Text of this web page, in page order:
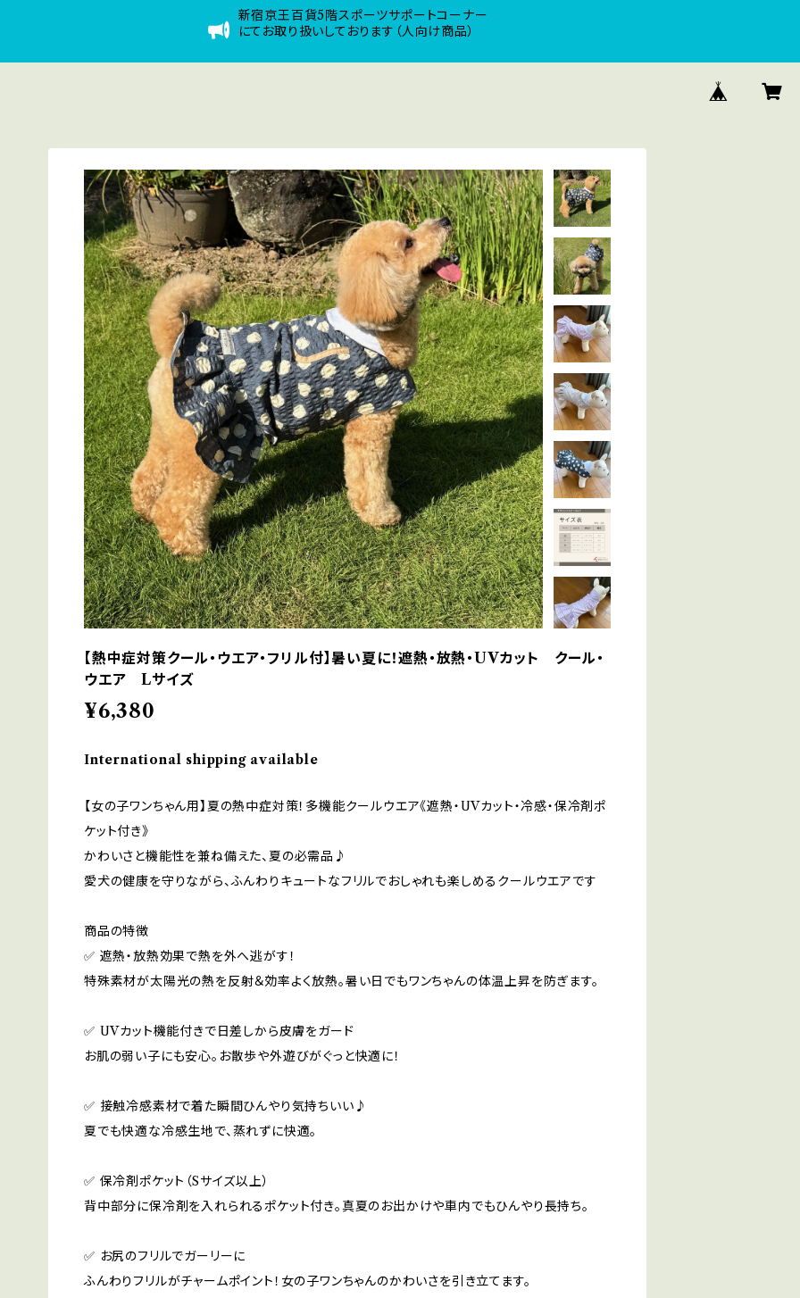
新宿京王百貨5階スポーツサポートコーナー
にてお取り扱いしております（人向け商品）
【熱中症対策クール・ウエア・フリル付】暑い夏に！遮熱・放熱・UVカット クール・
ウエア Lサイズ
¥6,380
International shipping available
【女の子ワンちゃん用】夏の熱中症対策！多機能クールウエア《遮熱・UVカット・冷感・保冷剤ポ
ケット付き》
かわいさと機能性を兼ね備えた、夏の必需品♪
愛犬の健康を守りながら、ふんわりキュートなフリルでおしゃれも楽しめるクールウエアです
商品の特徴
✅ 遮熱・放熱効果で熱を外へ逃がす！
特殊素材が太陽光の熱を反射＆効率よく放熱。暑い日でもワンちゃんの体温上昇を防ぎます。
✅ UVカット機能付きで日差しから皮膚をガード
お肌の弱い子にも安心。お散歩や外遊びがぐっと快適に！
✅ 接触冷感素材で着た瞬間ひんやり気持ちいい♪
夏でも快適な冷感生地で、蒸れずに快適。
✅ 保冷剤ポケット（Sサイズ以上）
背中部分に保冷剤を入れられるポケット付き。真夏のお出かけや車内でもひんやり長持ち。
✅ お尻のフリルでガーリーに
ふんわりフリルがチャームポイント！女の子ワンちゃんのかわいさを引き立てます。